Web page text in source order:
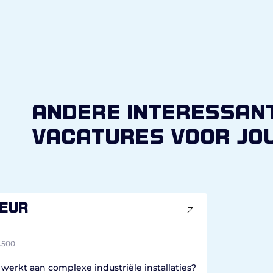
andere
vacatures voor
aan complexe industriële installaties?